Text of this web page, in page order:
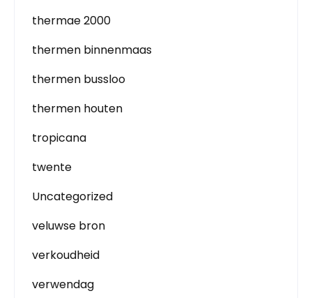
thermae 2000
thermen binnenmaas
thermen bussloo
thermen houten
tropicana
twente
Uncategorized
veluwse bron
verkoudheid
verwendag